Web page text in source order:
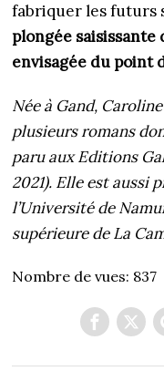
fabriquer les futurs
plongée saisissante
envisagée du point
Née à Gand,
plusieurs romans
paru aux Editions
2021). Elle est aussi
l’Université de
supérieure de La
Nombre de vues: 837